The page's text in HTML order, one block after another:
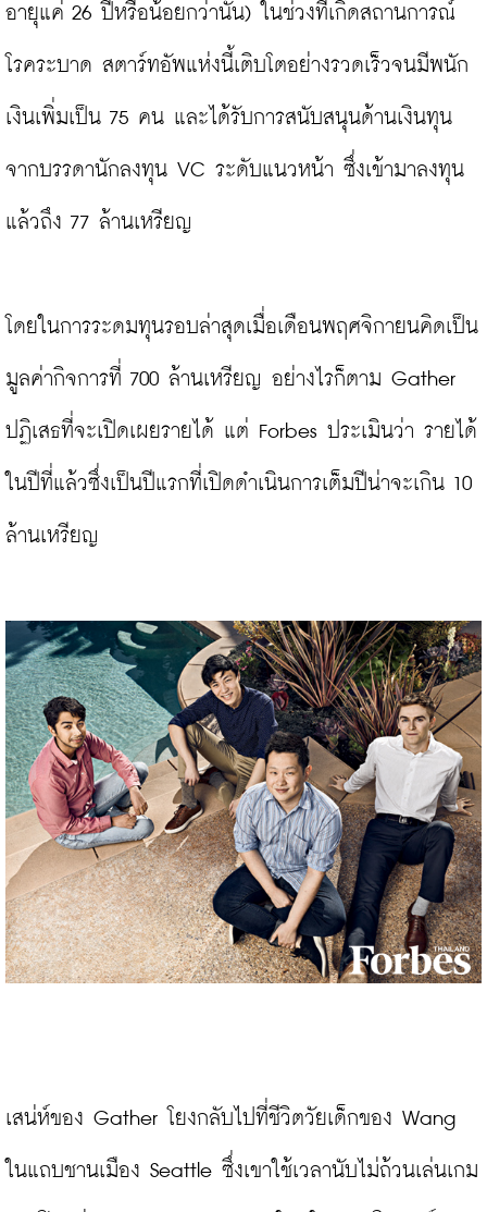
อายุแค่ 26 ปีหรือน้อยกว่านั้น) ในช่วงที่เกิดสถานการณ์
โรคระบาด สตาร์ทอัพแห่งนี้เติบโตอย่างรวดเร็วจนมีพนัก
เงินเพิ่มเป็น 75 คน และได้รับการสนับสนุนด้านเงินทุน
จากบรรดานักลงทุน VC ระดับแนวหน้า ซึ่งเข้ามาลงทุน
แล้วถึง 77 ล้านเหรียญ
โดยในการระดมทุนรอบล่าสุดเมื่อเดือนพฤศจิกายนคิดเป็น
มูลค่ากิจการที่ 700 ล้านเหรียญ อย่างไรก็ตาม Gather
ปฏิเสธที่จะเปิดเผยรายได้ แต่ Forbes ประเมินว่า รายได้
ในปีที่แล้วซึ่งเป็นปีแรกที่เปิดดำเนินการเต็มปีน่าจะเกิน 10
ล้านเหรียญ
เสน่ห์ของ Gather โยงกลับไปที่ชีวิตวัยเด็กของ Wang
ในแถบชานเมือง Seattle ซึ่งเขาใช้เวลานับไม่ถ้วนเล่นเกม